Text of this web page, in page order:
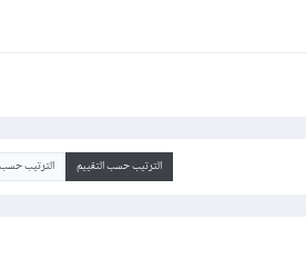
الترتيب حسب التقييم الترتيب حسب